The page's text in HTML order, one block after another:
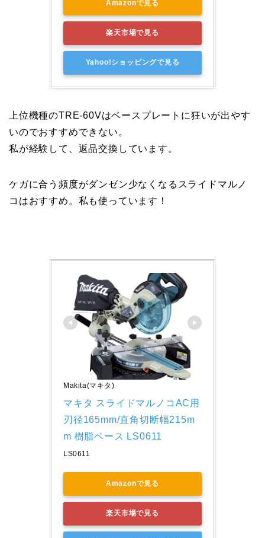
Amazonで見る
楽天市場で見る
Yahoo!ショッピングで見る
上位機種のTRE-60Vはベースプレートに狂いが出やす
いのでおすすめできない。
私が経験して、返品交換しています。
ケガに合う頻度がダンゼン少なくなるスライドマルノ
コはおすすめ。私も使っています！
Makita(マキタ)
マキタ スライドマルノコAC用
刃径165mm/直角切断幅215m
m 樹脂ベース LS0611
LS0611
Amazonで見る
楽天市場で見る